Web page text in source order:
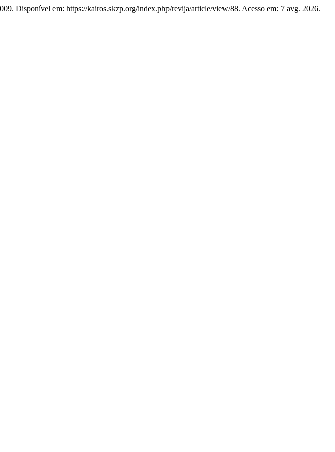
Disponível em: https://kairos.skzp.org/index.php/revija/article/view/88. Acesso em: 7 avg. 2026.